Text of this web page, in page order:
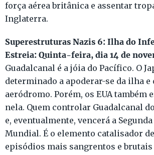
força aérea britânica e assentar
Inglaterra.
Superestruturas Nazis 6: Ilha do
Estreia: Quinta-feira, dia 14 de
Guadalcanal é a jóia do Pacífico. O
determinado a apoderar-se da ilha
aeródromo. Porém, os EUA também
nela. Quem controlar Guadalcanal
e, eventualmente, vencerá a
Mundial. É o elemento catalisador
episódios mais sangrentos e brutais